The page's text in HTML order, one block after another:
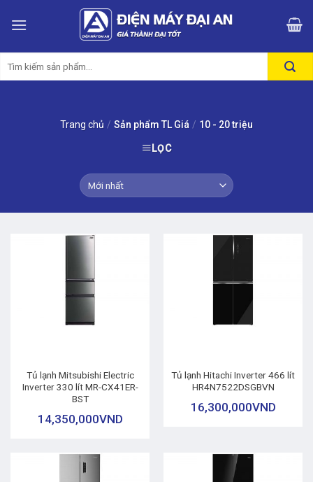
kiếm:
Trang chủ / Sản phẩm TL Giá / 10 - 20 triệu
LỌC
Tủ lạnh Mitsubishi Electric
Inverter 330 lít MR-CX41ER-
BST
14,350,000VND
Tủ lạnh Hitachi Inverter 466 lít
HR4N7522DSGBVN
16,300,000VND